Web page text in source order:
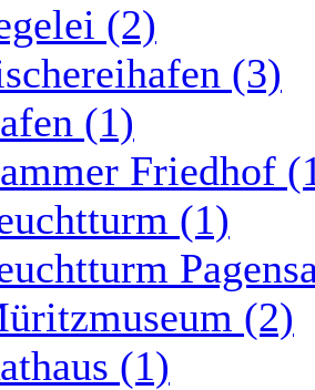
(2)
(3)
(1)
Friedhof
(1)
(2)
(1)